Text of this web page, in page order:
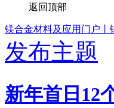
返回顶部
镁合金材料及应用门户丨
发布主题
新年首日12